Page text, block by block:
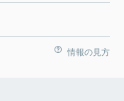
情報の見方